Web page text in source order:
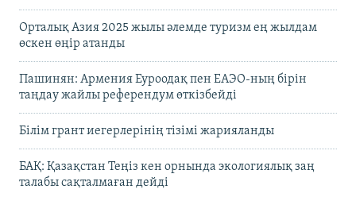
Орталық Азия 2025 жылы әлемде туризм ең жылдам
өскен өңір атанды
Пашинян: Армения Еуроодақ пен ЕАЭО-ның бірін
таңдау жайлы референдум өткізбейді
Білім грант иегерлерінің тізімі жарияланды
БАҚ: Қазақстан Теңіз кен орнында экологиялық заң
талабы сақталмаған дейді